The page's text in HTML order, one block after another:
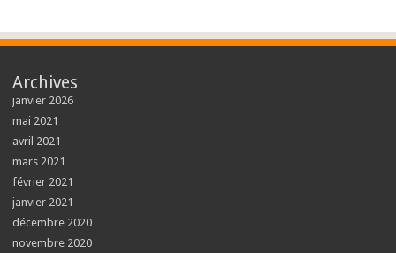
Archives
janvier 2026
mai 2021
avril 2021
mars 2021
février 2021
janvier 2021
décembre 2020
novembre 2020